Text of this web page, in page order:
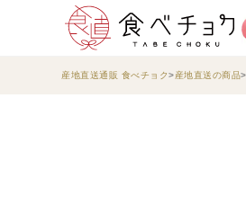
産地直送通販 食べチョク 産地直送の商品